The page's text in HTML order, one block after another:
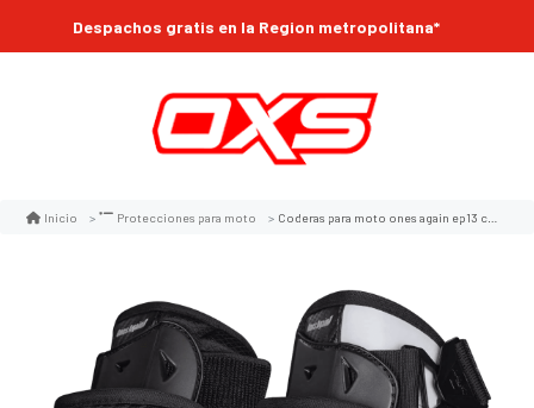
Despachos gratis en la Region metropolitana*
Inicio Protecciones para moto Coderas para moto ones again ep13 ce nivel 2